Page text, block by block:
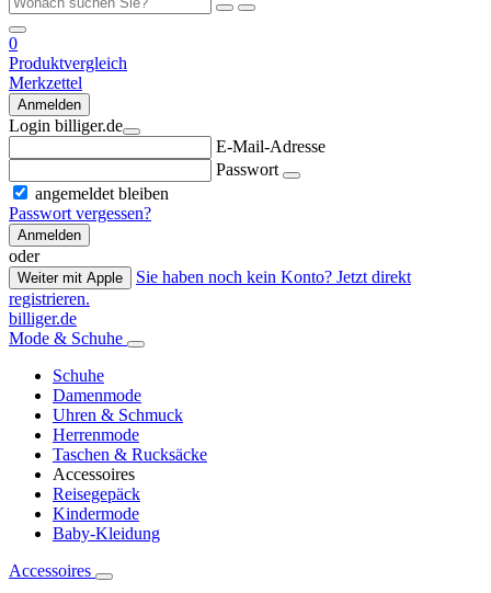
0
Produktvergleich
Merkzettel
Anmelden
Login billiger.de
E-Mail-Adresse
Passwort
angemeldet bleiben
Passwort vergessen?
Anmelden
oder
Weiter mit Apple
Sie haben noch kein Konto? Jetzt direkt
registrieren.
billiger.de
Mode & Schuhe
Schuhe
Damenmode
Uhren & Schmuck
Herrenmode
Taschen & Rucksäcke
Accessoires
Reisegepäck
Kindermode
Baby-Kleidung
Accessoires